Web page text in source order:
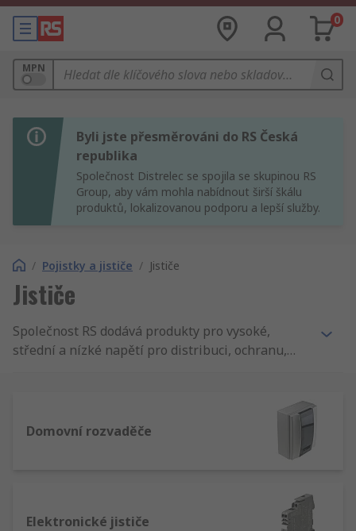
0
MPN
Byli jste přesměrováni do RS Česká
republika
Společnost Distrelec se spojila se skupinou RS
Group, aby vám mohla nabídnout širší škálu
produktů, lokalizovanou podporu a lepší služby.
/ Pojistky a jističe / Jističe
Jističe
Společnost RS dodává produkty pro vysoké,
střední a nízké napětí pro distribuci, ochranu,
magnetické vypínače.
Domovní rozvaděče
Elektronické jističe